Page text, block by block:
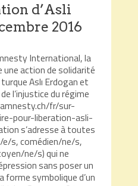
d’Asli
2016
International, la
action de solidarité
Aslı Erdogan et
l’injustice du régime
fr/sur-
pour-liberation-asli-
s’adresse à toutes
e/s, comédien/ne/s,
ne/s) qui ne
sans poser un
forme symbolique d’un